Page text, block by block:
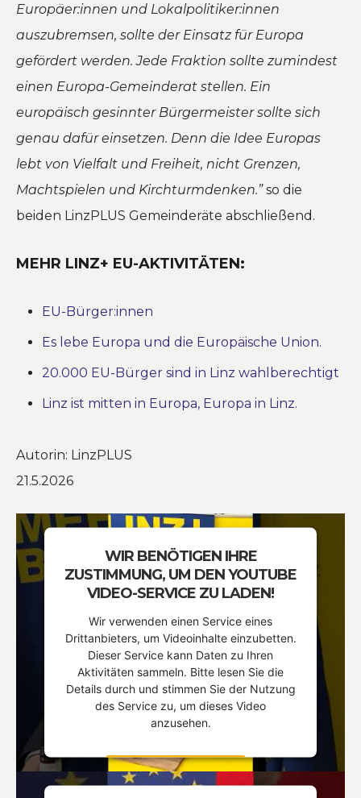
Europäer:innen und Lokalpolitiker:innen
auszubremsen, sollte der Einsatz für Europa
gefördert werden. Jede Fraktion sollte zumindest
einen Europa-Gemeinderat stellen. Ein
europäisch gesinnter Bürgermeister sollte sich
genau dafür einsetzen. Denn die Idee Europas
lebt von Vielfalt und Freiheit, nicht Grenzen,
Machtspielen und Kirchturmdenken.” so die
beiden LinzPLUS Gemeinderäte abschließend.
MEHR LINZ+ EU-AKTIVITÄTEN:
EU-Bürger:innen
Es lebe Europa und die Europäische Union.
20.000 EU-Bürger sind in Linz wahlberechtigt
Linz ist mitten in Europa, Europa in Linz.
Autorin: LinzPLUS
21.5.2026
WIR BENÖTIGEN IHRE
ZUSTIMMUNG, UM DEN YOUTUBE
VIDEO-SERVICE ZU LADEN!
Wir verwenden einen Service eines
Drittanbieters, um Videoinhalte einzubetten.
Dieser Service kann Daten zu Ihren
Aktivitäten sammeln. Bitte lesen Sie die
Details durch und stimmen Sie der Nutzung
des Service zu, um dieses Video
anzusehen.
MEHR
INFORMATIONEN